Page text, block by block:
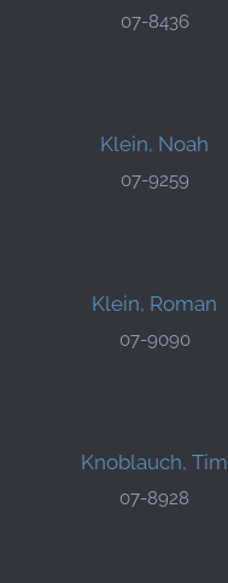
07-8436
Klein, Noah
07-9259
Klein, Roman
07-9090
Knoblauch, Tim
07-8928